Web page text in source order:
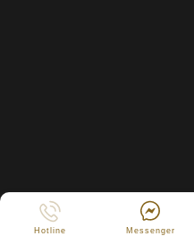
Hotline Messenger